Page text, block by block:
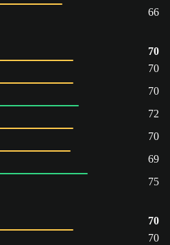
66
70
70
70
72
70
69
75
70
70